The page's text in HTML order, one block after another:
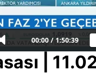
00:00 / 1:50:39
|